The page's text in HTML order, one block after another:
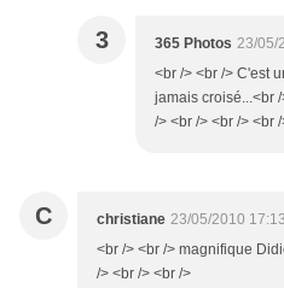
3 365 Photos 23/05/
<br /> <br /> C'est
jamais croisé...<br
/> <br /> <br /> <br
C christiane 23/05/2010 17:13
<br /> <br /> magnifique
/> <br /> <br />